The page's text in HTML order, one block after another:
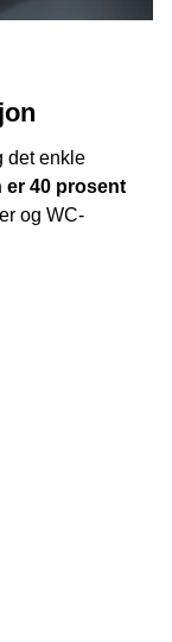
det enkle
er 40 prosent
og WC-